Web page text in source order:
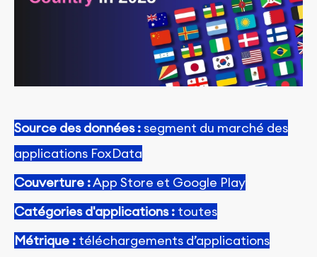
Source des données :segment du marché des
applications FoxData
Couverture :App Store et Google Play
Catégories d'applications : toutes
Métrique : téléchargements d’applications